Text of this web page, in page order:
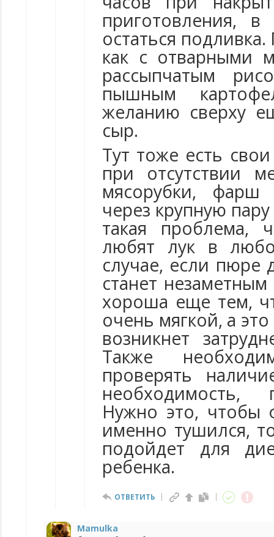
приготовления,
остаться
как с отварными
рассыпчатым
пышным
желанию сверху
сыр.
Тут тоже есть
при отсутствии
мясорубки, фарш
через крупную
такая проблема,
любят лук в
случае, если пюре
станет
хороша еще тем,
очень мягкой, а
возникнет
Также
проверять
необходимость,
Нужно это, чтобы
именно тушился,
подойдет для
ребенка.
ОТВЕТИТЬ
Mamulka